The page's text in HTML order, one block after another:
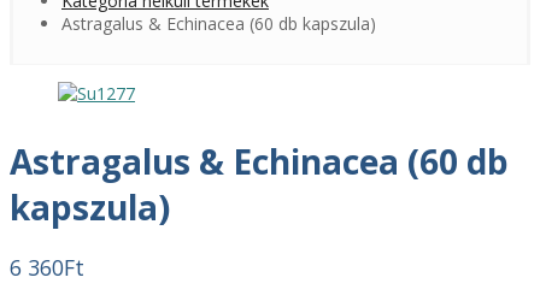
Astragalus & Echinacea (60 db kapszula)
Astragalus & Echinacea (60 db
kapszula)
6 360Ft